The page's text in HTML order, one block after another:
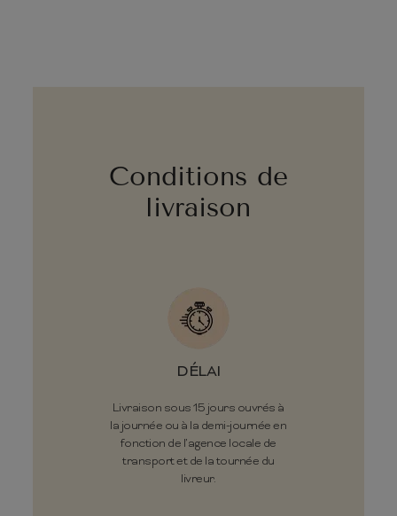
Conditions de
livraison
DÉLAI
Livraison sous 15 jours ouvrés à
la journée ou à la demi-journée en
fonction de l’agence locale de
transport et de la tournée du
livreur.